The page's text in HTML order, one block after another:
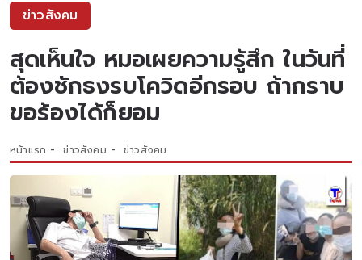
ข่าวสังคม
สุดเห็นใจ หมอเผยความรู้สึก ในวันที่
ต้องชักธงรบโควิดอีกรอบ ถ้ากราบ
ขอร้องได้ก็ยอม
หน้าแรก ข่าวสังคม ข่าวสังคม